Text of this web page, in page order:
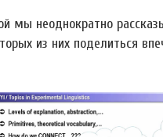
мы неоднократно
из них поделиться